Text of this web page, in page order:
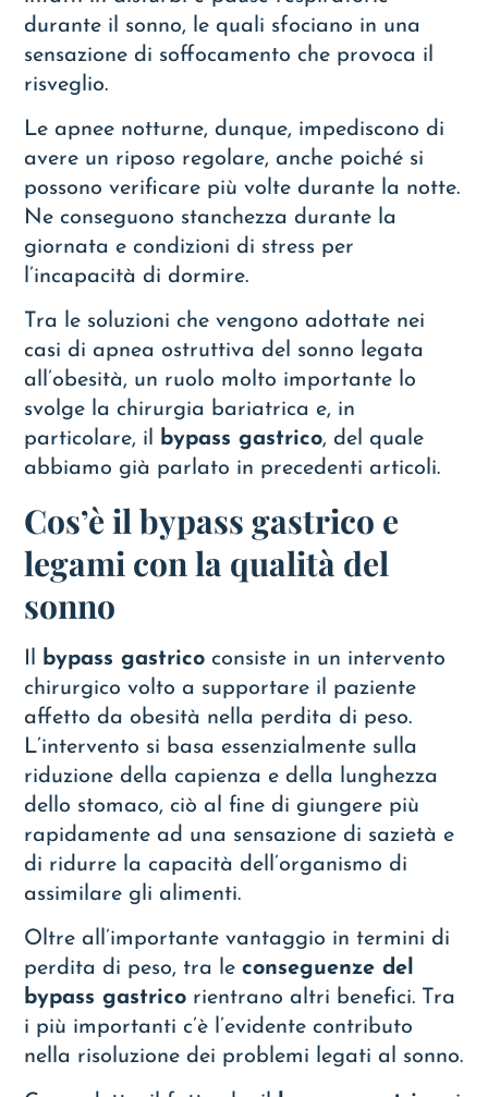
durante il sonno, le quali sfociano in una
sensazione di soffocamento che provoca il
risveglio.
Le apnee notturne, dunque, impediscono di
avere un riposo regolare, anche poiché si
possono verificare più volte durante la notte.
Ne conseguono stanchezza durante la
giornata e condizioni di stress per
l’incapacità di dormire.
Tra le soluzioni che vengono adottate nei
casi di apnea ostruttiva del sonno legata
all’obesità, un ruolo molto importante lo
svolge la chirurgia bariatrica e, in
particolare, il bypass gastrico, del quale
abbiamo già parlato in precedenti articoli.
Cos’è il bypass gastrico e
legami con la qualità del
sonno
bypass gastrico consiste in un intervento
chirurgico volto a supportare il paziente
affetto da obesità nella perdita di peso.
L’intervento si basa essenzialmente sulla
riduzione della capienza e della lunghezza
dello stomaco, ciò al fine di giungere più
rapidamente ad una sensazione di sazietà e
di ridurre la capacità dell’organismo di
assimilare gli alimenti.
Oltre all’importante vantaggio in termini di
perdita di peso, tra leconseguenze del
bypass gastrico rientrano altri benefici. Tra
i più importanti c’è l’evidente contributo
nella risoluzione dei problemi legati al sonno.